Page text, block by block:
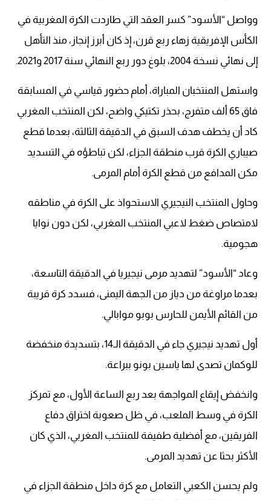
وواصل “الأسود” كسر العقد التي طاردت الكرة المغربية في
الكأس الإفريقية زهاء ربع قرن، إذ كان أبرز إنجاز، منذ التأهل
إلى نهائي نسخة 2004، بلوغ دور ربع النهائي سنة 2017 و2021.
واستهل المنتخبان المباراة، أمام حضور قياسي في المسابقة
فاق 65 ألف متفرج، بحذر تكتيكي واضح، لكن المنتخب المغربي
كاد أن يخطف هدف السبق في الدقيقة الثالثة، بعدما قطع
صيباري الكرة قرب منطقة الجزاء، لكن تباطؤه في التسديد
مكن المدافع من قطع الكرة أمام المرمى.
وحاول المنتخب النيجيري الاستحواذ على الكرة في مناطقه
لامتصاص ضغط لاعبي المنتخب المغربي، لكن دون نوايا
هجومية.
وعاد “الأسود” لتهديد مرمى نيجيريا في الدقيقة التاسعة،
بعدما مراوغة من دياز من الجهة اليمنى، فسدد كرة قريبة
من القائم الأيمن للحارس بوبو موابالي.
أول تهديد نيجيري جاء في الدقيقة الـ14، بتسديدة منخفضة
للوكمان تصدى لها ياسين بونو ببراعة.
وانخفض إيقاع المواجهة بعد ربع الساعة الأول، مع تمركز
الكرة في وسط الملعب، في ظل صعوبة اختراق دفاع
الفريقين، مع أفضلية طفيفة للمنتخب المغربي، الذي كان
الأكثر بحثا عن تهديد المرمى.
ولم يحسن الكعبي التعامل مع كرة داخل منطقة الجزاء في